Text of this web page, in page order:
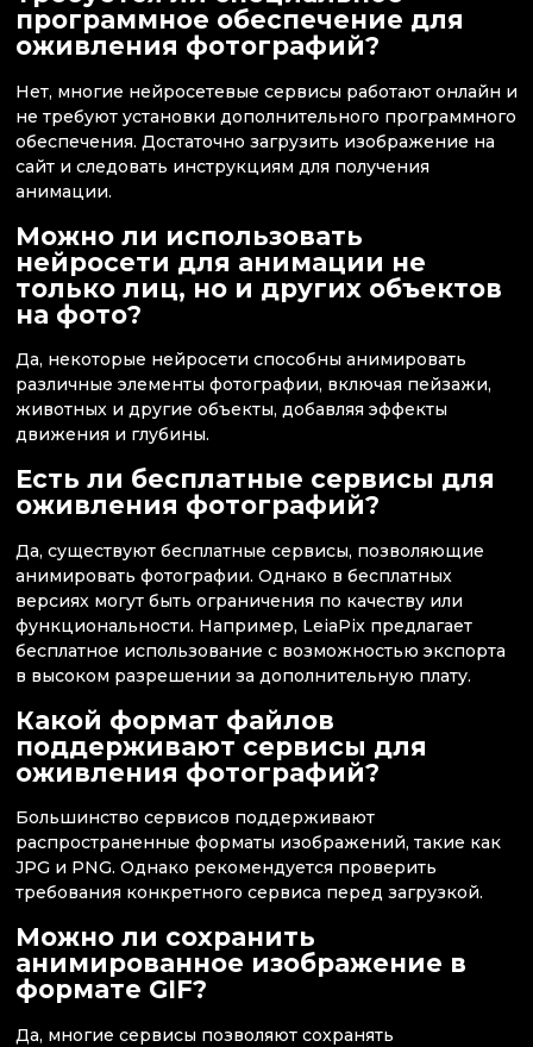
программное обеспечение для
оживления фотографий?
Нет, многие нейросетевые сервисы работают онлайн и
не требуют установки дополнительного программного
обеспечения. Достаточно загрузить изображение на
сайт и следовать инструкциям для получения
анимации.
Можно ли использовать
нейросети для анимации не
только лиц, но и других объектов
на фото?
Да, некоторые нейросети способны анимировать
различные элементы фотографии, включая пейзажи,
животных и другие объекты, добавляя эффекты
движения и глубины.
Есть ли бесплатные сервисы для
оживления фотографий?
Да, существуют бесплатные сервисы, позволяющие
анимировать фотографии. Однако в бесплатных
версиях могут быть ограничения по качеству или
функциональности. Например, LeiaPix предлагает
бесплатное использование с возможностью экспорта
в высоком разрешении за дополнительную плату.
Какой формат файлов
поддерживают сервисы для
оживления фотографий?
Большинство сервисов поддерживают
распространенные форматы изображений, такие как
JPG и PNG. Однако рекомендуется проверить
требования конкретного сервиса перед загрузкой.
Можно ли сохранить
анимированное изображение в
формате GIF?
Да, многие сервисы позволяют сохранять